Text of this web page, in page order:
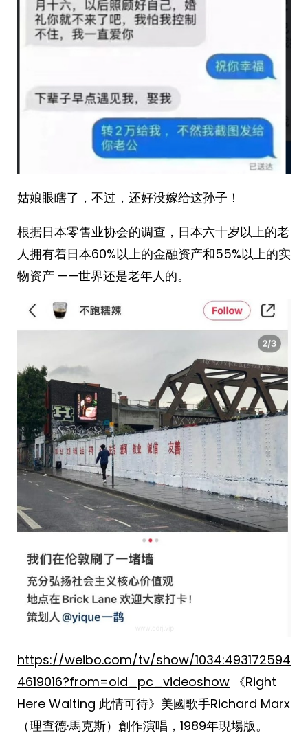
姑娘眼瞎了，不过，还好没嫁给这孙子！
根据日本零售业协会的调查，日本六十岁以上的老
人拥有着日本60%以上的金融资产和55%以上的实
物资产 ​​——世界还是老年人的。 ​​​
https://weibo.com/tv/show/1034:493172594
4619016?from=old_pc_videoshow 《Right
Here Waiting 此情可待》美國歌手Richard Marx
（理查德·馬克斯）創作演唱，1989年現場版。